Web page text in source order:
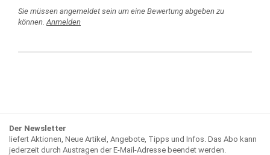
Sie müssen angemeldet sein um eine Bewertung abgeben zu
können. Anmelden
Der Newsletter
liefert Aktionen, Neue Artikel, Angebote, Tipps und Infos. Das Abo kann
jederzeit durch Austragen der E-Mail-Adresse beendet werden.